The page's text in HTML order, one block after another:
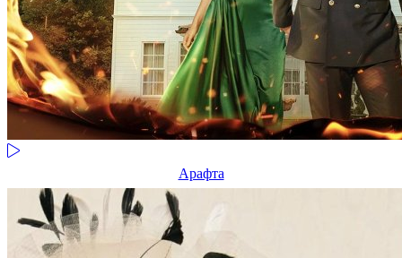
Арафта